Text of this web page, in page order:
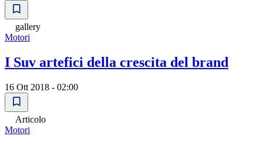
gallery
Motori
I Suv artefici della crescita del brand
16 Ott 2018 - 02:00
Articolo
Motori